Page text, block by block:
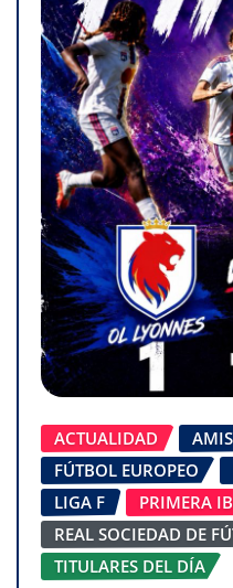
ACTUALIDAD
FÚTBOL EUROPEO
LIGA F
PRIMERA
REAL SOCIEDAD DE
TITULARES DEL DÍA